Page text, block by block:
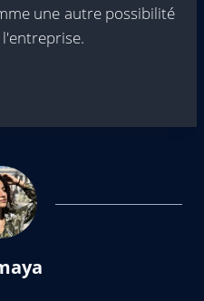
une autre possibilité